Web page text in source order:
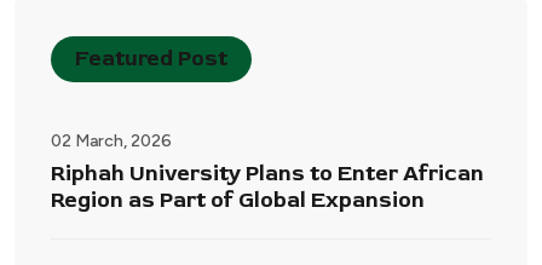
Featured Post
02 March, 2026
Riphah University Plans to Enter African
Region as Part of Global Expansion